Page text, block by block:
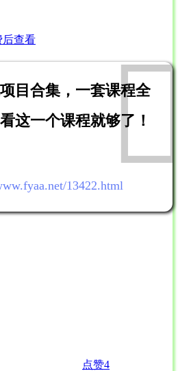
后查看
目合集，一套课程全
这一个课程就够了！
13422.html
点赞4